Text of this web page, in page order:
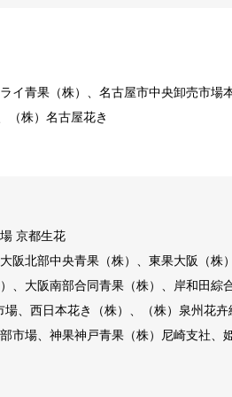
イ青果（株）、名古屋市中央卸売市場
（株）名古屋花き
京都生花
北部中央青果（株）、東果大阪（株
、大阪南部合同青果（株）、岸和田綜
、西日本花き（株）、（株）泉州花
市場、神果神戸青果（株）尼崎支社、